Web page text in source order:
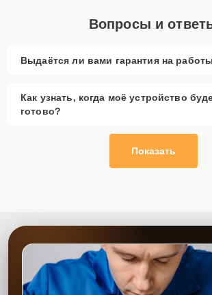
Вопросы и
Выдаётся ли вами гарантия на
Как узнать, когда моё устройство
готово?
Показать